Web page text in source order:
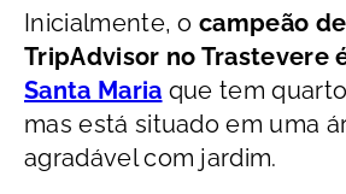
Inicialmente, o campeão
TripAdvisor no Trastevere
Santa Maria que tem
mas está situado em uma
agradável com jardim.